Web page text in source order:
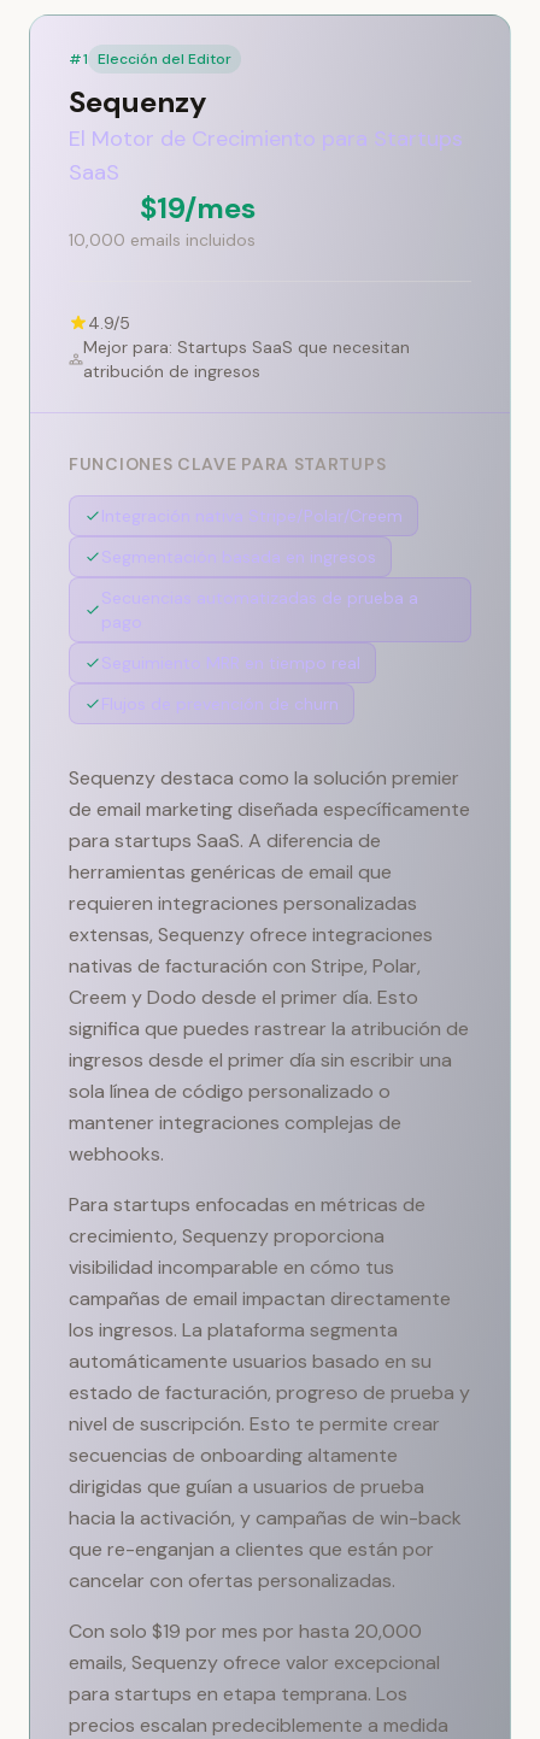
#1 Elección del Editor
Sequenzy
El Motor de Crecimiento para Startups
SaaS
$19/mes
10,000 emails incluidos
4.9/5
Mejor para: Startups SaaS que necesitan
atribución de ingresos
FUNCIONES CLAVE PARA STARTUPS
Integración nativa Stripe/Polar/Creem
Segmentación basada en ingresos
Secuencias automatizadas de prueba a
pago
Seguimiento MRR en tiempo real
Flujos de prevención de churn
Sequenzy destaca como la solución premier
de email marketing diseñada específicamente
para startups SaaS. A diferencia de
herramientas genéricas de email que
requieren integraciones personalizadas
extensas, Sequenzy ofrece integraciones
nativas de facturación con Stripe, Polar,
Creem y Dodo desde el primer día. Esto
significa que puedes rastrear la atribución de
ingresos desde el primer día sin escribir una
sola línea de código personalizado o
mantener integraciones complejas de
webhooks.
Para startups enfocadas en métricas de
crecimiento, Sequenzy proporciona
visibilidad incomparable en cómo tus
campañas de email impactan directamente
los ingresos. La plataforma segmenta
automáticamente usuarios basado en su
estado de facturación, progreso de prueba y
nivel de suscripción. Esto te permite crear
secuencias de onboarding altamente
dirigidas que guían a usuarios de prueba
hacia la activación, y campañas de win-back
que re-enganjan a clientes que están por
cancelar con ofertas personalizadas.
Con solo $19 por mes por hasta 20,000
emails, Sequenzy ofrece valor excepcional
para startups en etapa temprana. Los
precios escalan predeciblemente a medida